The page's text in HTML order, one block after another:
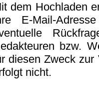
dem Hochladen
E-Mail-
bzw.
diesen Zweck zur
nicht.